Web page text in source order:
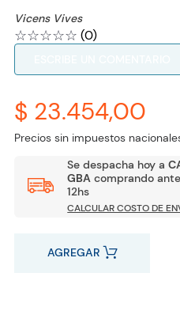
Vicens Vives
☆☆☆☆☆ (0)
$ 23.454,00
Precios sin impuestos
Se despacha hoy a
GBA comprando
12hs
CALCULAR COSTO DE
AGREGAR